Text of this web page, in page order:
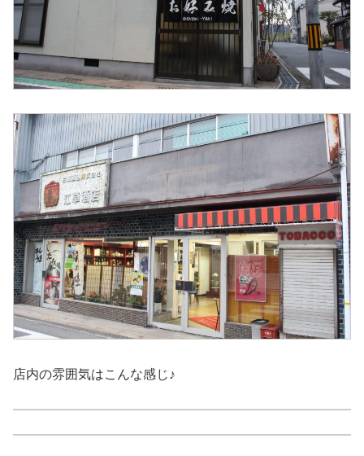
店内の雰囲気はこんな感じ♪